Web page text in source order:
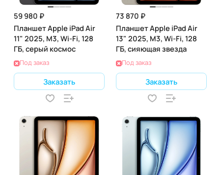
59 980 ₽
Планшет Apple iPad Air
11" 2025, M3, Wi-Fi, 128
ГБ, серый космос
Под заказ
Заказать
73 870 ₽
Планшет Apple iPad Air
13" 2025, M3, Wi-Fi, 128
ГБ, сияющая звезда
Под заказ
Заказать